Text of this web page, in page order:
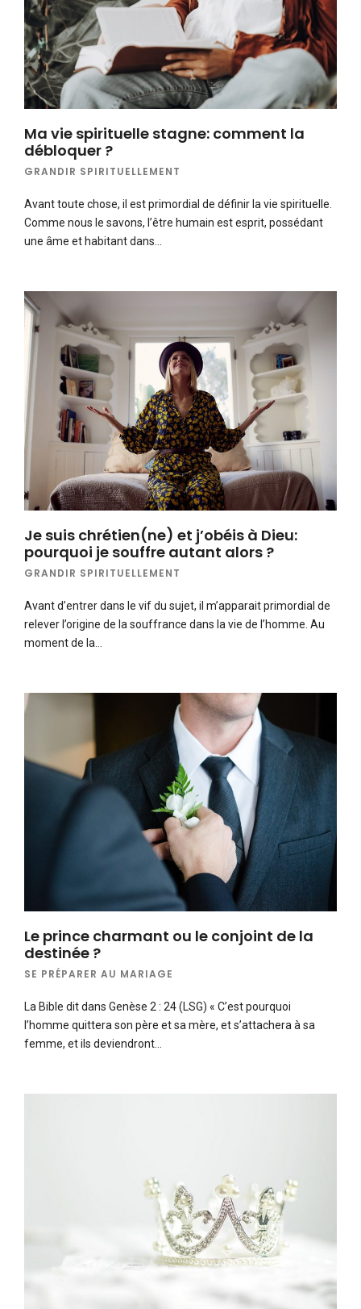
Ma vie spirituelle stagne: comment la
débloquer ?
GRANDIR SPIRITUELLEMENT
Avant toute chose, il est primordial de définir la vie spirituelle.
Comme nous le savons, l’être humain est esprit, possédant
une âme et habitant dans…
Je suis chrétien(ne) et j’obéis à Dieu:
pourquoi je souffre autant alors ?
GRANDIR SPIRITUELLEMENT
Avant d’entrer dans le vif du sujet, il m’apparait primordial de
relever l’origine de la souffrance dans la vie de l’homme. Au
moment de la…
Le prince charmant ou le conjoint de la
destinée ?
SE PRÉPARER AU MARIAGE
La Bible dit dans Genèse 2 : 24 (LSG) « C’est pourquoi
l’homme quittera son père et sa mère, et s’attachera à sa
femme, et ils deviendront…